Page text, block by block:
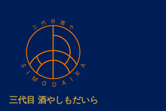
三代目 酒やしもだいら